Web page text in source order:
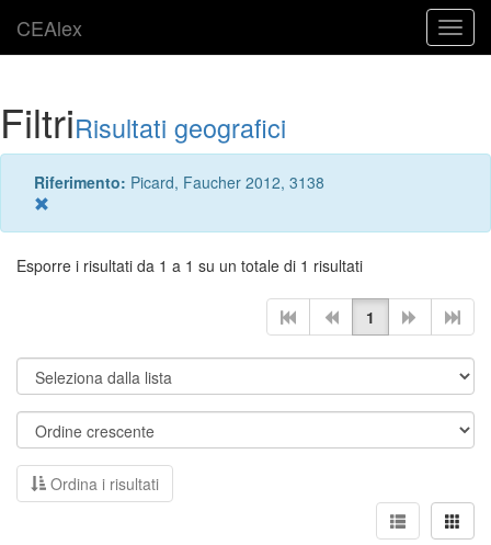
CEAlex
FiltriRisultati geografici
Riferimento: Picard, Faucher 2012, 3138
Esporre i risultati da 1 a 1 su un totale di 1 risultati
1
Ordina i risultati